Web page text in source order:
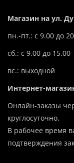
Магазин на ул.
пн.-пт.: с 9.00 до
сб.: с 9.00 до 15.00
вс.: выходной
Интернет-
Онлайн-заказы
круглосуточно.
В рабочее время
подтверждения